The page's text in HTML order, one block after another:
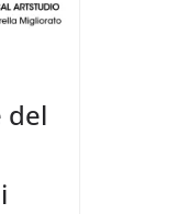
del